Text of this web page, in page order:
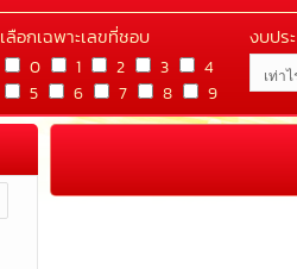
เลือกเฉพาะเลขที่ชอบ
0 1 2 3
4
5
6 7 8 9
งบปร